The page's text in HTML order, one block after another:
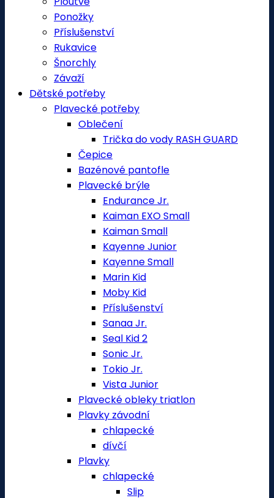
Ponožky
Příslušenství
Rukavice
Šnorchly
Závaží
Dětské potřeby
Plavecké potřeby
Oblečení
Trička do vody RASH GUARD
Čepice
Bazénové pantofle
Plavecké brýle
Endurance Jr.
Kaiman EXO Small
Kaiman Small
Kayenne Junior
Kayenne Small
Marin Kid
Moby Kid
Příslušenství
Sanaa Jr.
Seal Kid 2
Sonic Jr.
Tokio Jr.
Vista Junior
Plavecké obleky triatlon
Plavky závodní
chlapecké
dívčí
Plavky
chlapecké
Slip